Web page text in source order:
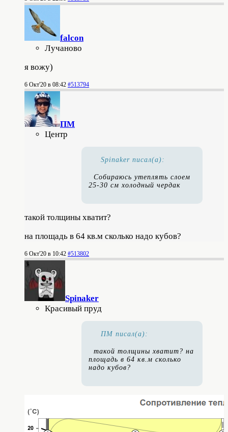
falcon
Лучаново
я вожу)
6 Окт'20 в 08:42 #513794
ПМ
Центр
Spinaker писал(а):
Собираюсь утеплять слоем
25-30 см холодный чердак
такой толщины хватит?
на площадь в 64 кв.м сколько надо кубов?
6 Окт'20 в 10:42 #513802
Spinaker
Красивый пруд
ПМ писал(а):
такой толщины хватит? на
площадь в 64 кв.м сколько
надо кубов?